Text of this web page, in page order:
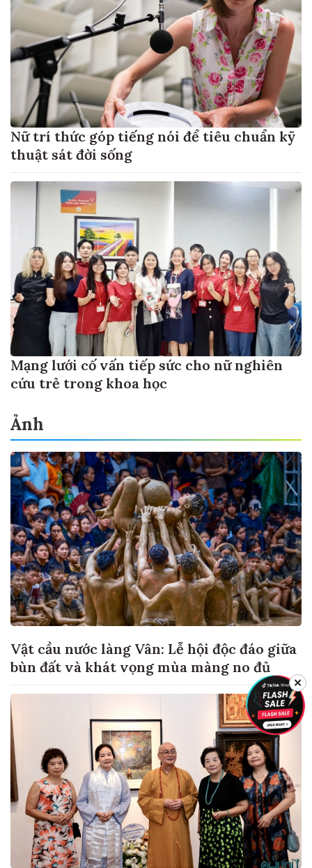
Nữ trí thức góp tiếng nói để tiêu chuẩn kỹ
thuật sát đời sống
Mạng lưới cố vấn tiếp sức cho nữ nghiên
cứu trẻ trong khoa học
Ảnh
Vật cầu nước làng Vân: Lễ hội độc đáo giữa
bùn đất và khát vọng mùa màng no đủ
✕